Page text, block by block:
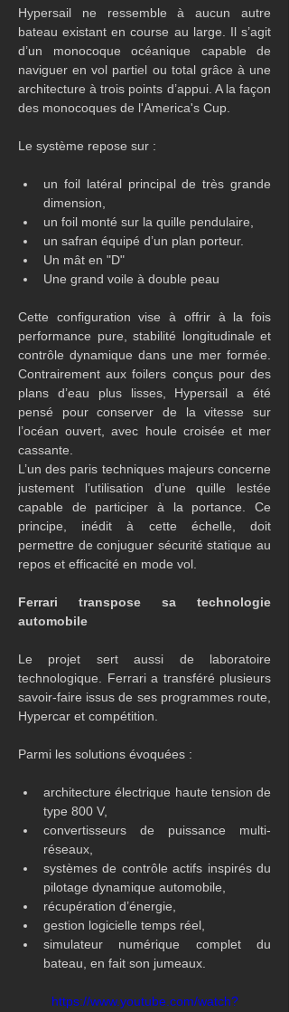
Hypersail ne ressemble à aucun autre
bateau existant en course au large. Il s’agit
d’un monocoque océanique capable de
naviguer en vol partiel ou total grâce à une
architecture à trois points d’appui. A la façon
des monocoques de l'America's Cup.
Le système repose sur :
un foil latéral principal de très grande
dimension,
un foil monté sur la quille pendulaire,
un safran équipé d’un plan porteur.
Un mât en "D"
Une grand voile à double peau
Cette configuration vise à offrir à la fois
performance pure, stabilité longitudinale et
contrôle dynamique dans une mer formée.
Contrairement aux foilers conçus pour des
plans d’eau plus lisses, Hypersail a été
pensé pour conserver de la vitesse sur
l’océan ouvert, avec houle croisée et mer
cassante.
L’un des paris techniques majeurs concerne
justement l’utilisation d’une quille lestée
capable de participer à la portance. Ce
principe, inédit à cette échelle, doit
permettre de conjuguer sécurité statique au
repos et efficacité en mode vol.
Ferrari transpose sa technologie
automobile
Le projet sert aussi de laboratoire
technologique. Ferrari a transféré plusieurs
savoir-faire issus de ses programmes route,
Hypercar et compétition.
Parmi les solutions évoquées :
architecture électrique haute tension de
type 800 V,
convertisseurs de puissance multi-
réseaux,
systèmes de contrôle actifs inspirés du
pilotage dynamique automobile,
récupération d’énergie,
gestion logicielle temps réel,
simulateur numérique complet du
bateau, en fait son jumeaux.
https://www.youtube.com/watch?